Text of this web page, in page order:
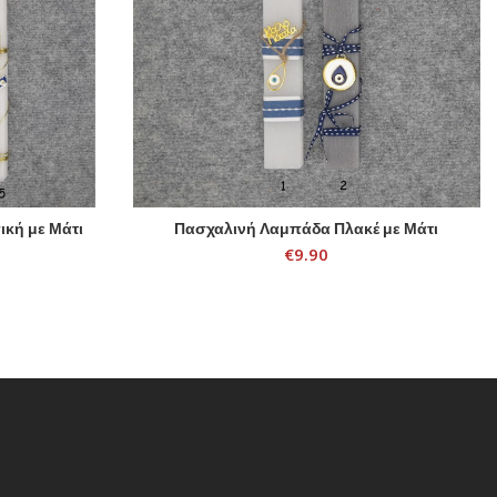
με Μάτι SELECT OPTIONS
Πασχαλινή Λαμπάδα Πλακέ με Μάτι
€9.90